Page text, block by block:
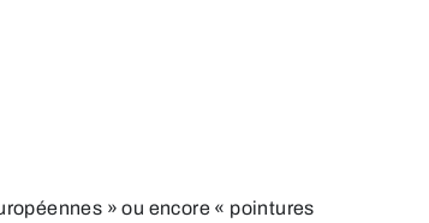
» ou encore « pointures